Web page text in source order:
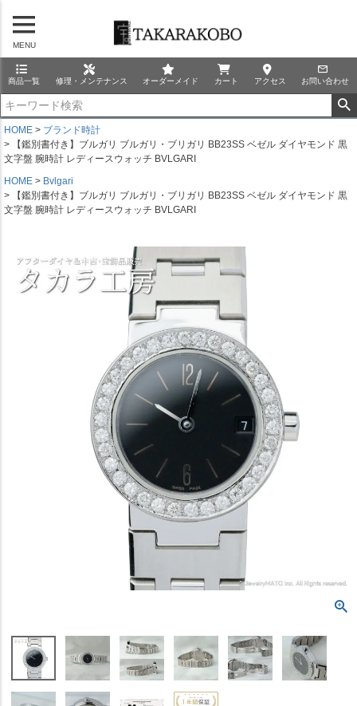
MENU
商品一覧 修理・メンテナンス オーダーメイド カート アクセス お問い合わせ
HOME
ブランド時計
【鑑別書付き】ブルガリ ブルガリ・ブリガリ BB23SS ベゼル ダイヤモンド 黒
文字盤 腕時計 レディースウォッチ BVLGARI
HOME
Bvlgari
【鑑別書付き】ブルガリ ブルガリ・ブリガリ BB23SS ベゼル ダイヤモンド 黒
文字盤 腕時計 レディースウォッチ BVLGARI